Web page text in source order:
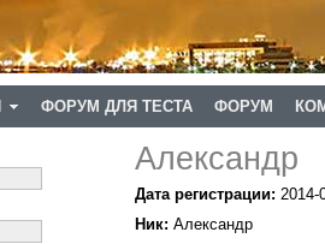
ФОРУМ ДЛЯ ТЕСТА ФОРУМ
Александр
Дата регистрации: 2014-
Ник: Александр